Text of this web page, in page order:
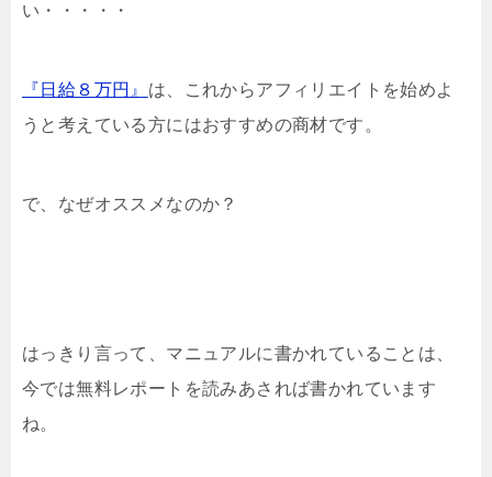
い・・・・・
『日給８万円』 は、これからアフィリエイトを始めよ
うと考えている方にはおすすめの商材です。
で、なぜオススメなのか？
はっきり言って、マニュアルに書かれていることは、
今では無料レポートを読みあされば書かれています
ね。